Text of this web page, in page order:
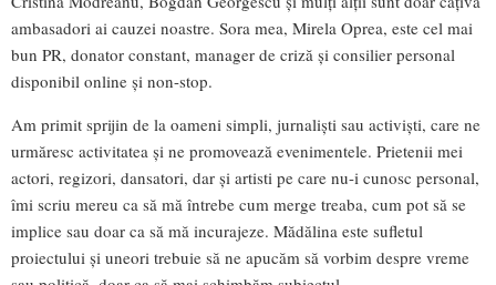
ambasadori ai cauzei noastre. Sora mea, Mirela Oprea, este cel mai
bun PR, donator constant, manager de criză și consilier personal
disponibil online și non-stop.
Am primit sprijin de la oameni simpli, jurnaliști sau activiști, care ne
urmăresc activitatea și ne promovează evenimentele. Prietenii mei
actori, regizori, dansatori, dar și artisti pe care nu-i cunosc personal,
îmi scriu mereu ca să mă întrebe cum merge treaba, cum pot să se
implice sau doar ca să mă incurajeze. Mădălina este sufletul
proiectului și uneori trebuie să ne apucăm să vorbim despre vreme